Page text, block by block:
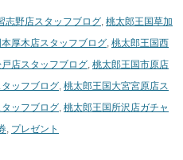
志野店スタッフブログ 桃太郎王国草加
厚木店スタッフブログ 桃太郎王国西
店スタッフブログ 桃太郎王国市原店
ッフブログ 桃太郎王国大宮宮原店ス
ッフブログ 桃太郎王国所沢店ガチャ
プレゼント